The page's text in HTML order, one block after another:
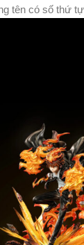
tên có số thứ